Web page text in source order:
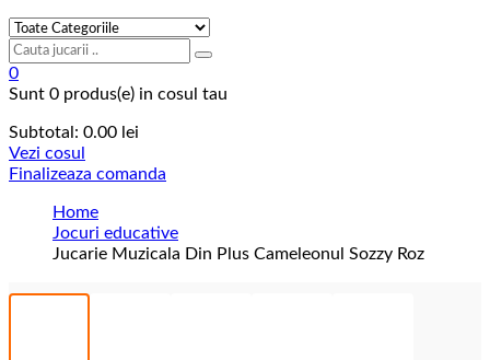
0
Sunt 0 produs(e) in cosul tau
Subtotal: 0.00 lei
Vezi cosul
Finalizeaza comanda
Home
Jocuri educative
Jucarie Muzicala Din Plus Cameleonul Sozzy Roz